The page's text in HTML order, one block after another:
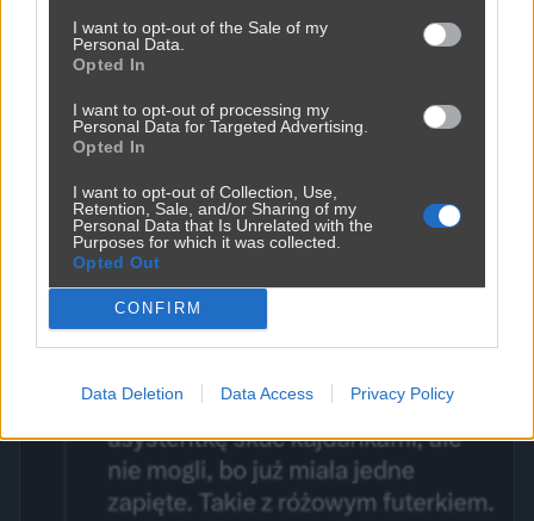
I want to opt-out of the Sale of my
Personal Data.
Opted In
I want to opt-out of processing my
Personal Data for Targeted Advertising.
Opted In
I want to opt-out of Collection, Use,
Retention, Sale, and/or Sharing of my
Personal Data that Is Unrelated with the
Purposes for which it was collected.
Opted Out
CONFIRM
Data Deletion Data Access Privacy Policy